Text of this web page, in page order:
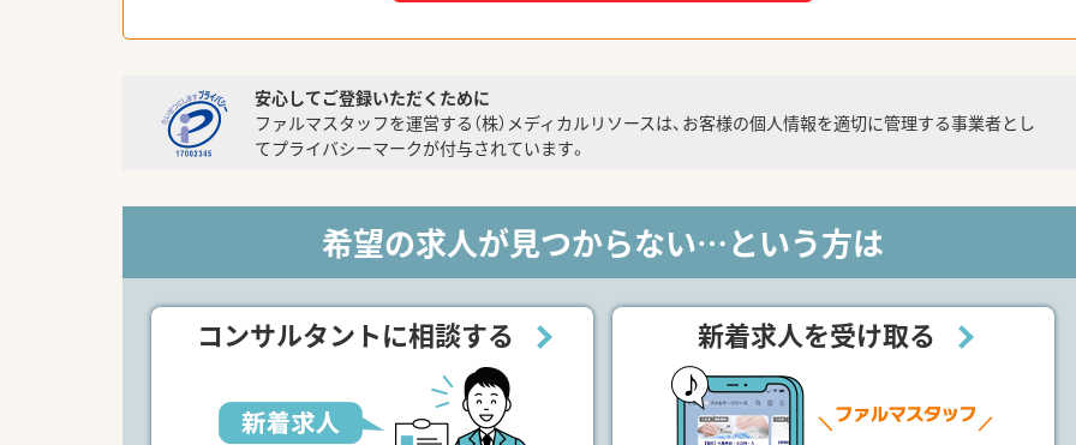
安心してご登録いただくために
ファルマスタッフを運営する（株）メディカルリソースは、お客様の個人情報を適切に管理する事業者とし
てプライバシーマークが付与されています。
希望の求人が見つからない…という方は
コンサルタントに相談する 新着求人を受け取る